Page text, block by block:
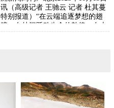
讯（高级记者 王驰云 记者 杜其蔓
特别报道）“在云端追逐梦想的翅
膀、在林间跃动生命的韵律、在山